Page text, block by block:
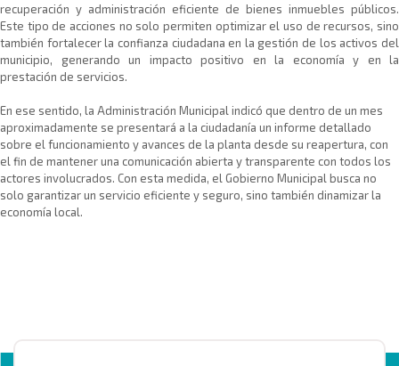
recuperación y administración eficiente de bienes inmuebles públicos.
Este tipo de acciones no solo permiten optimizar el uso de recursos, sino
también fortalecer la confianza ciudadana en la gestión de los activos del
municipio, generando un impacto positivo en la economía y en la
prestación de servicios.
En ese sentido, la Administración Municipal indicó que dentro de un mes
aproximadamente se presentará a la ciudadanía un informe detallado
sobre el funcionamiento y avances de la planta desde su reapertura, con
el fin de mantener una comunicación abierta y transparente con todos los
actores involucrados. Con esta medida, el Gobierno Municipal busca no
solo garantizar un servicio eficiente y seguro, sino también dinamizar la
economía local.